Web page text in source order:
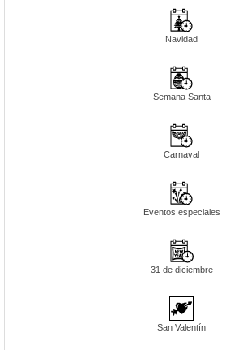
Navidad
Semana Santa
Carnaval
Eventos especiales
31 de diciembre
San Valentín